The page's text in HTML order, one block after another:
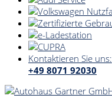
Kontaktieren Sie uns:
+49 8071 92030